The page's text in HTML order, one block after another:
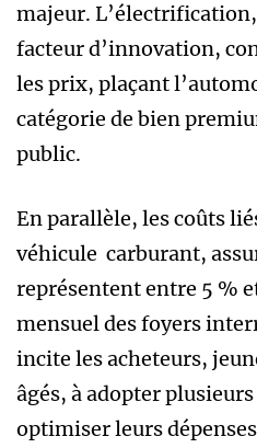
majeur.
facteur d’innovation,
les prix, plaçant
catégorie de bien
public.
En parallèle, les coûts
véhicule carburant,
représentent entre 5 %
mensuel des foyers
incite les acheteurs,
âgés, à adopter
optimiser leurs